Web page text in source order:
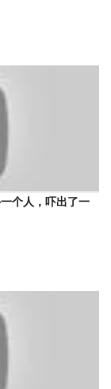
个人，吓出了一